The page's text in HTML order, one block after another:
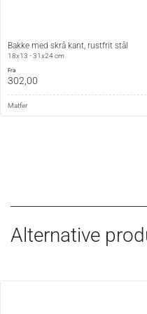
Vaskes i hånden i varmt
opvaskemiddel og tørres
men dette frarådes, da
materialet. Formen kan
10 minutter.
Bakke med skrå kant, rustfrit stål
18x13 - 31x24 cm
fra
302,00
Matfer
Alternative